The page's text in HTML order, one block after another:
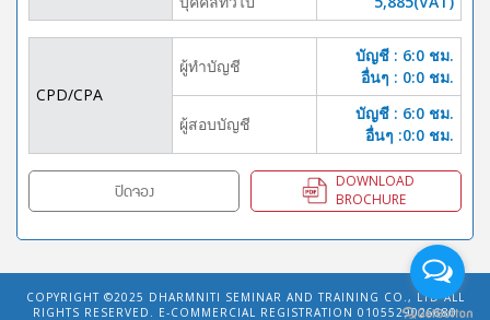
CPD/CPA
ผู้ทำบัญชี
บัญชี : 6:0 ชม.
อื่นๆ : 0:0 ชม.
ผู้สอบบัญชี
บัญชี : 6:0 ชม.
อื่นๆ :0:0 ชม.
ปิดจอง
DOWNLOAD
BROCHURE
COPYRIGHT ©2025 DHARMNITI SEMINAR AND TRAINING CO., LTDALL
RIGHTS RESERVED. E-COMMERCIAL REGISTRATION 0105529026680